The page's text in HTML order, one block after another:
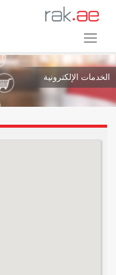
الخدمات الإلكترونية